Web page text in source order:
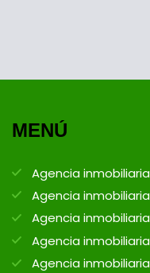
MENÚ
Agencia
Agencia
Agencia
Agencia
Agencia